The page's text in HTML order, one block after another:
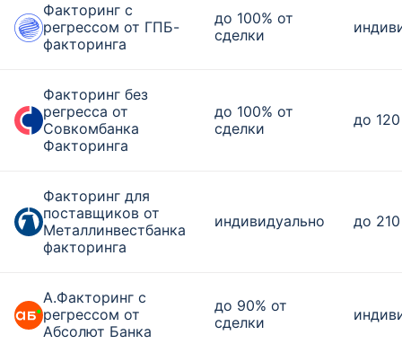
Факторинг с
регрессом от ГПБ-
факторинга
до 100% от
сделки
Факторинг без
регресса от
Совкомбанка
Факторинга
до 100% от
сделки
до
Факторинг для
поставщиков от
Металлинвестбанка
факторинга
индивидуально до
А.Факторинг с
регрессом от
Абсолют Банка
до 90% от
сделки